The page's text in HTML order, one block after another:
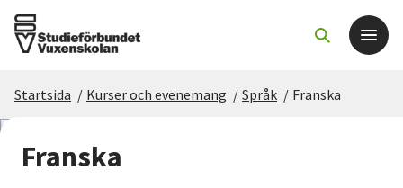
För dig som
Startsida / Kurser och evenemang / Språk / Franska
Franska